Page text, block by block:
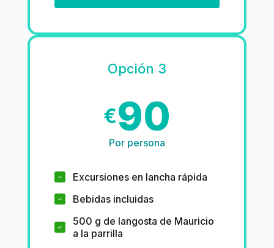
Opción 3
€90
Por persona
Excursiones en lancha rápida
Bebidas incluidas
500 g de langosta de Mauricio
a la parrilla